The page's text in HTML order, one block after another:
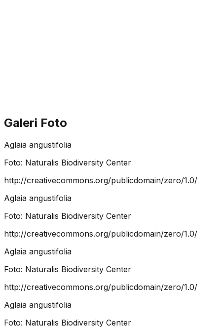
Galeri Foto
Aglaia angustifolia
Foto: Naturalis Biodiversity Center
http://creativecommons.org/publicdomain/zero/1.0/
Aglaia angustifolia
Foto: Naturalis Biodiversity Center
http://creativecommons.org/publicdomain/zero/1.0/
Aglaia angustifolia
Foto: Naturalis Biodiversity Center
http://creativecommons.org/publicdomain/zero/1.0/
Aglaia angustifolia
Foto: Naturalis Biodiversity Center